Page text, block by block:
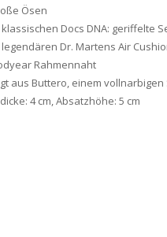
Ösen
Docs DNA: geriffelte
legendären Dr. Martens Air
Rahmennaht
aus Buttero, einem
4 cm, Absatzhöhe: 5 cm